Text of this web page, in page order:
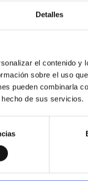
Detalles
el contenido
sobre el uso
pueden combinarla
de sus servicios.